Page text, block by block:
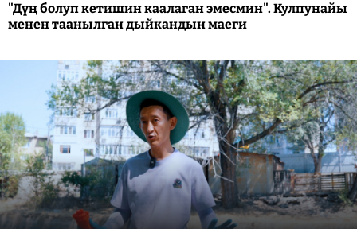
"Дүң болуп кетишин каалаган эмесмин". Кулпунайы
менен таанылган дыйкандын маеги